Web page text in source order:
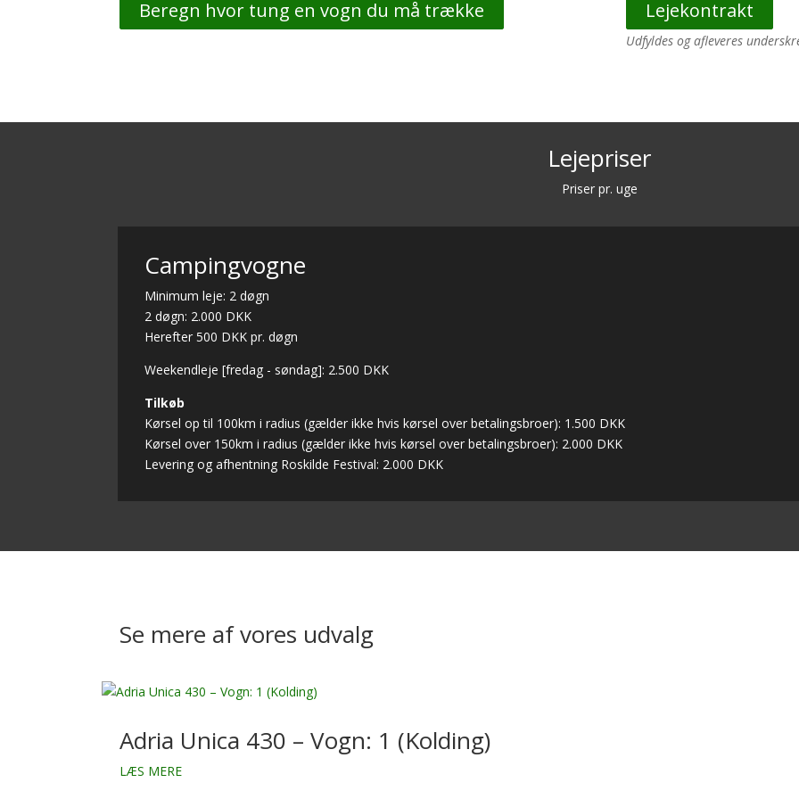
Beregn hvor tung en vogn du må trække Lejekontrakt
Udfyldes og afleveres
Lejepriser
Priser pr. uge
Campingvogne
Minimum leje: 2 døgn
2 døgn: 2.000 DKK
Herefter 500 DKK pr. døgn
Weekendleje [fredag - søndag]: 2.500 DKK
Tilkøb
Kørsel op til 100km i radius (gælder ikke hvis kørsel over betalingsbroer): 1.500 DKK
Kørsel over 150km i radius (gælder ikke hvis kørsel over betalingsbroer): 2.000 DKK
Levering og afhentning Roskilde Festival: 2.000 DKK
Se mere af vores udvalg
Adria Unica 430 – Vogn: 1 (Kolding)
LÆS MERE